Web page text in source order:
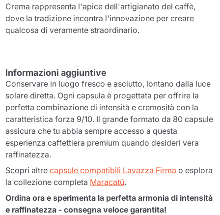
Crema rappresenta l'apice dell'artigianato del caffè,
dove la tradizione incontra l'innovazione per creare
qualcosa di veramente straordinario.
Informazioni aggiuntive
Conservare in luogo fresco e asciutto, lontano dalla luce
solare diretta. Ogni capsula è progettata per offrire la
perfetta combinazione di intensità e cremosità con la
caratteristica forza 9/10. Il grande formato da 80 capsule
assicura che tu abbia sempre accesso a questa
esperienza caffettiera premium quando desideri vera
raffinatezza.
Scopri altrecapsule compatibili Lavazza Firma o esplora
la collezione completa Maracatú.
Ordina ora e sperimenta la perfetta armonia di intensità
e raffinatezza - consegna veloce garantita!